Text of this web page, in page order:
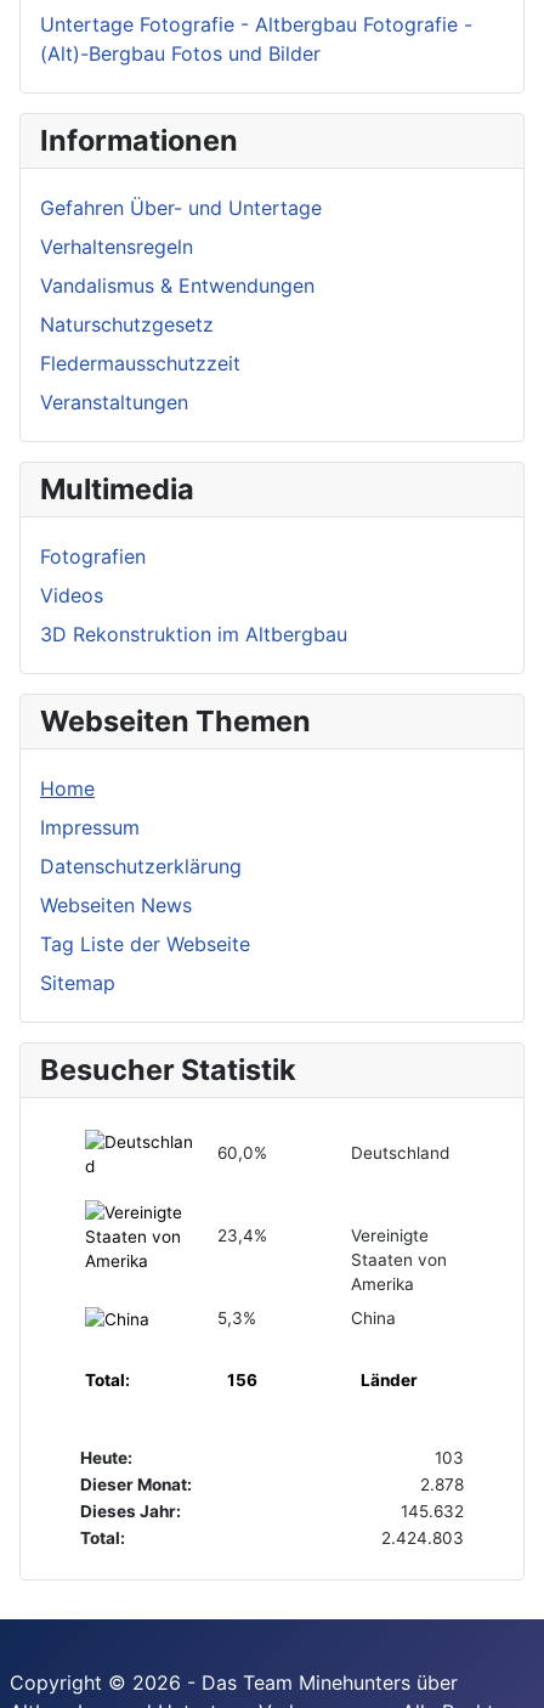
Untertage Fotografie - Altbergbau Fotografie -
(Alt)-Bergbau Fotos und Bilder
Informationen
Gefahren Über- und Untertage
Verhaltensregeln
Vandalismus & Entwendungen
Naturschutzgesetz
Fledermausschutzzeit
Veranstaltungen
Multimedia
Fotografien
Videos
3D Rekonstruktion im Altbergbau
Webseiten Themen
Home
Impressum
Datenschutzerklärung
Webseiten News
Tag Liste der Webseite
Sitemap
Besucher Statistik
60,0% Deutschland
23,4%
Vereinigte
Staaten von
Amerika
5,3%
China
Total: 156 Länder
Heute:
103
Dieser Monat:
2.878
Dieses Jahr:
145.632
Total:
2.424.803
Copyright © 2026 - Das Team Minehunters über